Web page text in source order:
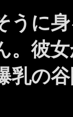
に身
。彼
乳の